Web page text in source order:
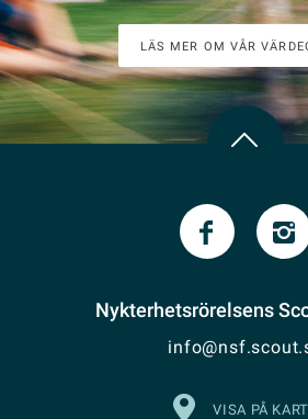
LÄS MER OM VÅR
Nykterhetsrörelsens
VISA PÅ